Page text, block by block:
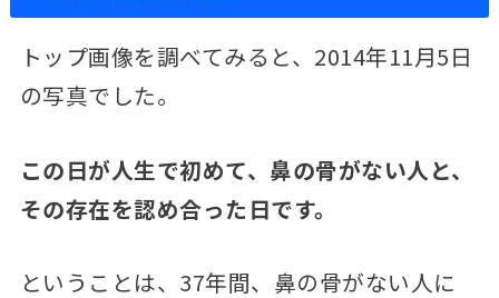
トップ画像を調べてみると、2014年11月5日
の写真でした。
この日が人生で初めて、鼻の骨がない人と、
その存在を認め合った日です。
ということは、37年間、鼻の骨がない人に